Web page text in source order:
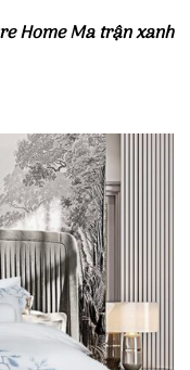
Home Ma trận xanh